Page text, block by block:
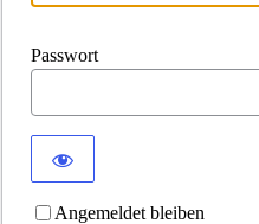
Passwort
Angemeldet bleiben